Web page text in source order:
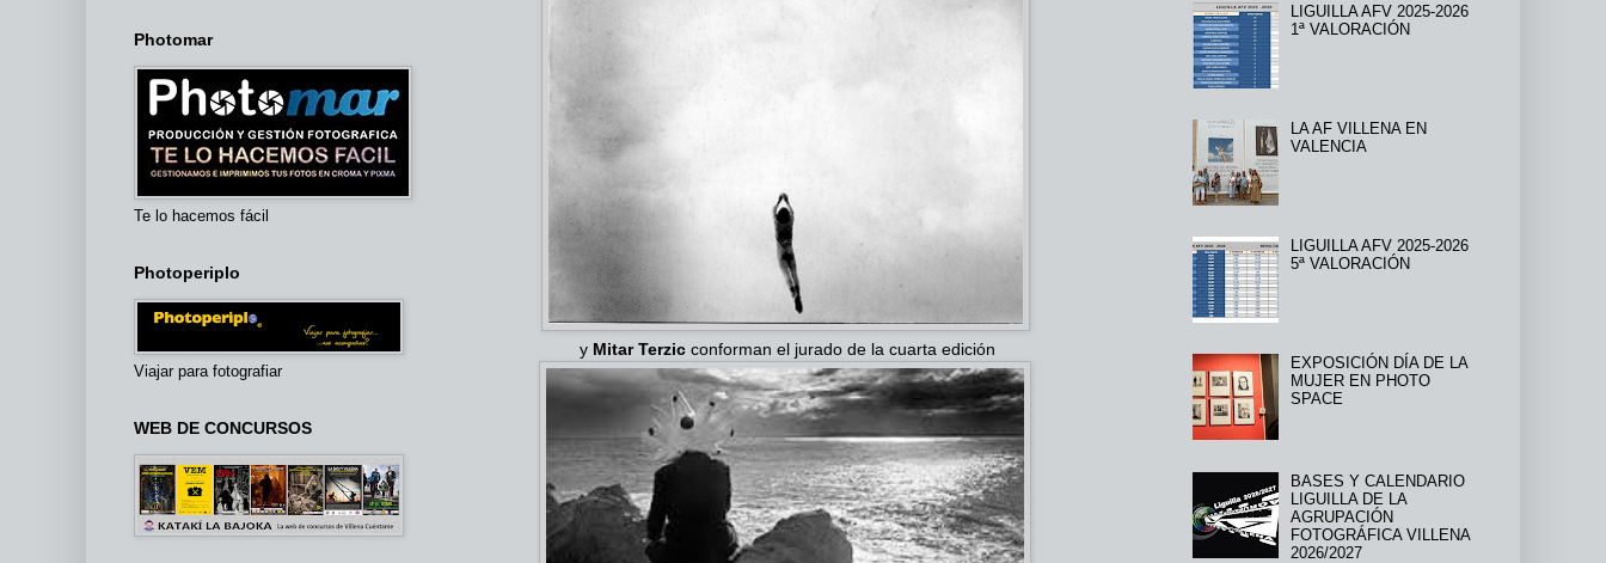
y Mitar Terzic conforman el jurado de la cuarta edición
Photomar
Te lo hacemos fácil
Photoperiplo
Viajar para fotografiar
WEB DE CONCURSOS
LIGUILLA AFV 2025-2026
1ª VALORACIÓN
LA AF VILLENA EN
VALENCIA
LIGUILLA AFV 2025-2026
5ª VALORACIÓN
EXPOSICIÓN DÍA DE LA
MUJER EN PHOTO
SPACE
BASES Y CALENDARIO
LIGUILLA DE LA
AGRUPACIÓN
FOTOGRÁFICA VILLENA
2026/2027